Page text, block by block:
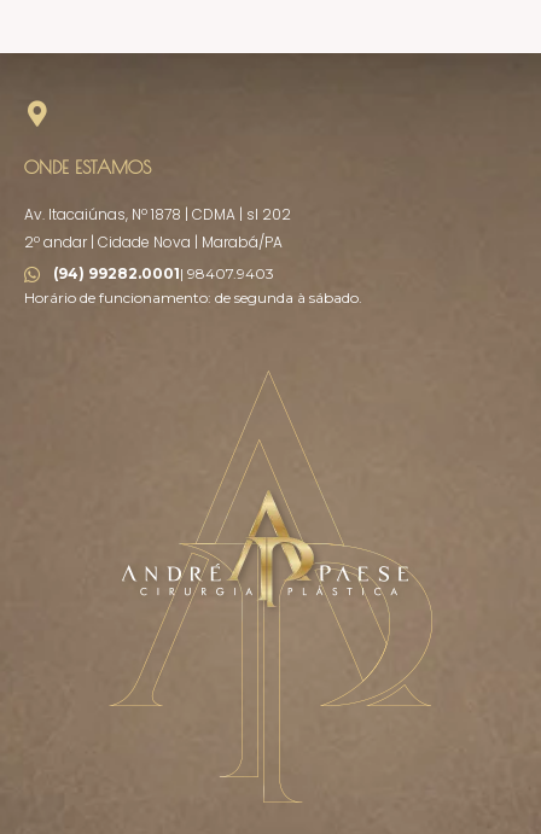
ONDE ESTAMOS
Av. Itacaiúnas, Nº 1878 | CDMA | sl 202
2º andar | Cidade Nova | Marabá/PA
(94) 99282.0001| 98407.9403
Horário de funcionamento: de segunda à sábado.